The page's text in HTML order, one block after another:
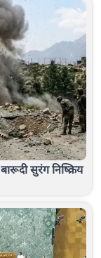
सुरंग निष्क्रिय